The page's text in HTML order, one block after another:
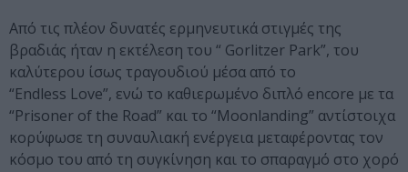
Από τις πλέον δυνατές ερμηνευτικά στιγμές της
βραδιάς ήταν η εκτέλεση του “ Gorlitzer Park”, του
καλύτερου ίσως τραγουδιού μέσα από το
“Endless Love”, ενώ το καθιερωμένο διπλό encore με τα
“Prisoner of the Road” και το “Moonlanding” αντίστοιχα
κορύφωσε τη συναυλιακή ενέργεια μεταφέροντας τον
κόσμο του από τη συγκίνηση και το σπαραγμό στο χορό